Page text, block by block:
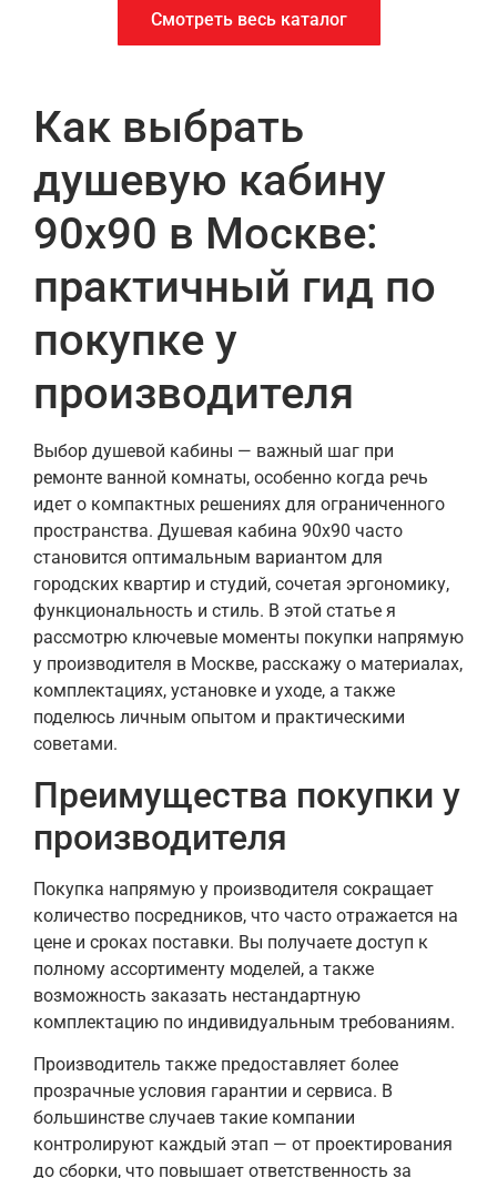
Смотреть весь каталог
Как выбрать
душевую кабину
90х90 в Москве:
практичный гид по
покупке у
производителя
Выбор душевой кабины — важный шаг при
ремонте ванной комнаты, особенно когда речь
идет о компактных решениях для ограниченного
пространства. Душевая кабина 90х90 часто
становится оптимальным вариантом для
городских квартир и студий, сочетая эргономику,
функциональность и стиль. В этой статье я
рассмотрю ключевые моменты покупки напрямую
у производителя в Москве, расскажу о материалах,
комплектациях, установке и уходе, а также
поделюсь личным опытом и практическими
советами.
Преимущества покупки у
производителя
Покупка напрямую у производителя сокращает
количество посредников, что часто отражается на
цене и сроках поставки. Вы получаете доступ к
полному ассортименту моделей, а также
возможность заказать нестандартную
комплектацию по индивидуальным требованиям.
Производитель также предоставляет более
прозрачные условия гарантии и сервиса. В
большинстве случаев такие компании
контролируют каждый этап — от проектирования
до сборки, что повышает ответственность за